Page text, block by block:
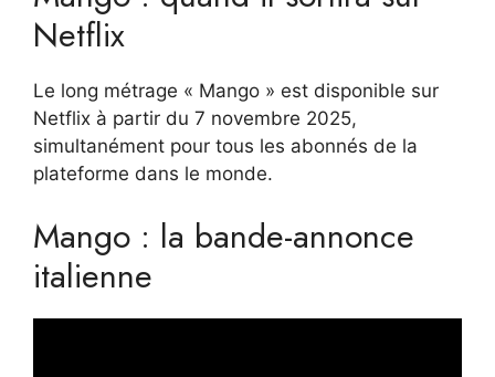
Netflix
Le long métrage « Mango » est disponible sur
Netflix à partir du 7 novembre 2025,
simultanément pour tous les abonnés de la
plateforme dans le monde.
Mango : la bande-annonce
italienne